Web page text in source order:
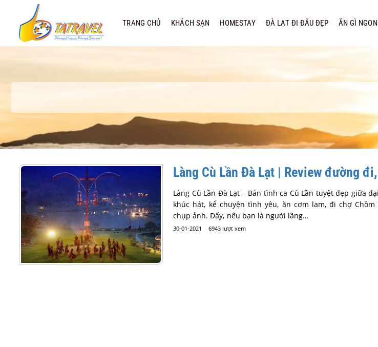
dung
TRANG CHỦ KHÁCH SẠN HOMESTAY ĐÀ LẠT ĐI ĐÂU ĐẸP ĂN GÌ NGON
Làng Cù Lần Đà Lạt | Review đường
Làng Cù Lần Đà Lạt – Bản tình ca Cù Lần tuyệt đẹp giữa
khúc hát, kể chuyện tình yêu, ăn cơm lam, đi chợ
chụp ảnh. Đấy, nếu bạn là người lãng…
30-01-2021 6943 lượt xem